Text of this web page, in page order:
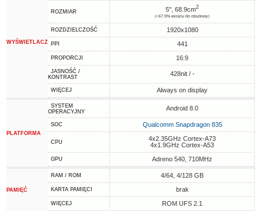
WYŚWIETLACZ
ROZMIAR 5", 68.9cm2
(~67.9% ekranu do obudowy)
ROZDZIELCZOŚĆ 1920x1080
PPI 441
PROPORCJI 16:9
JASNOŚĆ /
KONTRAST
428nit / -
WIĘCEJ Always on display
PLATFORMA
SYSTEM
OPERACYJNY
Android 8.0
SOC Qualcomm Snapdragon 835
CPU
4x2.35GHz Cortex-A73
4x1.9GHz Cortex-A53
GPU Adreno 540, 710MHz
PAMIĘĆ
RAM / ROM 4/64, 4/128 GB
KARTA PAMIĘCI brak
WIĘCEJ ROM UFS 2.1